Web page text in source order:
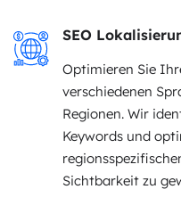
SEO
Optimieren Sie
verschiedenen
Regionen. Wir
Keywords und
Sichtbarkeit zu